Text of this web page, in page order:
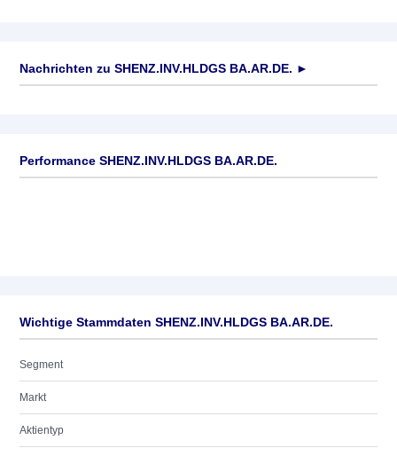
Nachrichten zu SHENZ.INV.HLDGS BA.AR.DE. ►
Performance SHENZ.INV.HLDGS BA.AR.DE.
Wichtige Stammdaten SHENZ.INV.HLDGS BA.AR.DE.
Segment
Markt
Aktientyp